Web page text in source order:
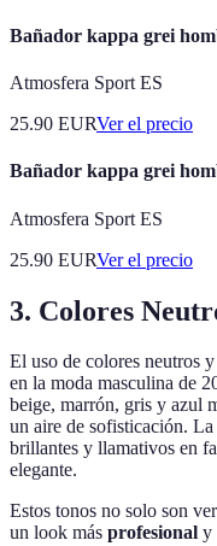
Bañador kappa grei
Atmosfera Sport ES
25.90 EURVer el precio
Bañador kappa grei
Atmosfera Sport ES
25.90 EURVer el precio
3. Colores
El uso de colores neutros
en la moda masculina de
beige, marrón, gris y azul
un aire de sofisticación.
brillantes y llamativos en
elegante.
Estos tonos no solo son
un look más profesional y